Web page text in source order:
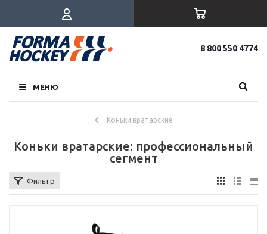
8 800 550 4774
МЕНЮ
Коньки вратарские
Коньки вратарские: профессиональный
сегмент
Фильтр